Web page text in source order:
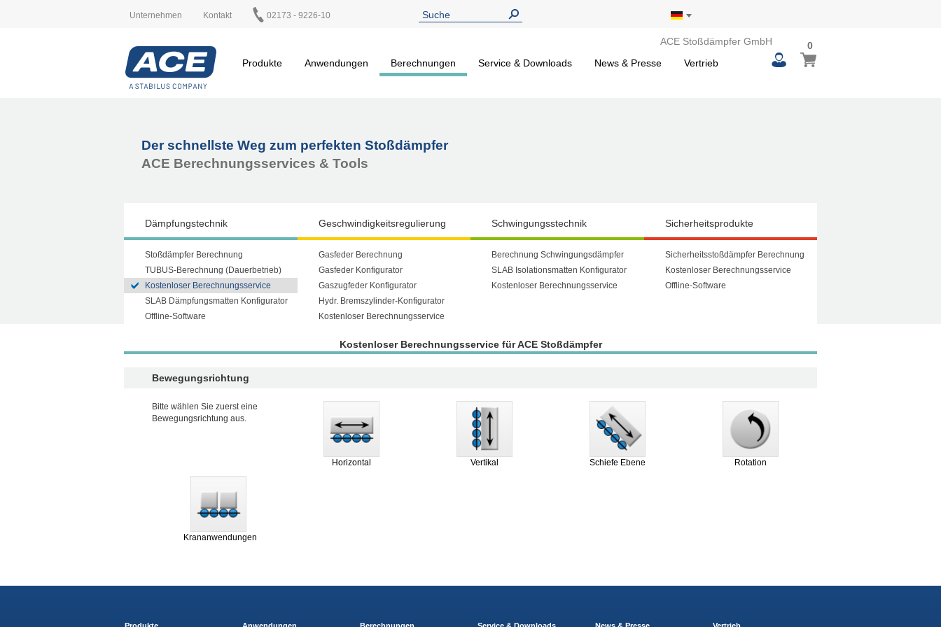
Unternehmen Kontakt 02173 - 9226-10
ACE Stoßdämpfer GmbH
Produkte
Anwendungen Berechnungen Service & Downloads News & Presse Vertrieb
0
Der schnellste Weg zum perfekten Stoßdämpfer
ACE Berechnungsservices & Tools
Dämpfungstechnik
Stoßdämpfer Berechnung
TUBUS-Berechnung (Dauerbetrieb)
Kostenloser Berechnungsservice
SLAB Dämpfungsmatten Konfigurator
Offline-Software
Geschwindigkeitsregulierung
Gasfeder Berechnung
Gasfeder Konfigurator
Gaszugfeder Konfigurator
Hydr. Bremszylinder-Konfigurator
Kostenloser Berechnungsservice
Schwingungsstechnik
Berechnung Schwingungsdämpfer
SLAB Isolationsmatten Konfigurator
Kostenloser Berechnungsservice
Sicherheitsprodukte
Sicherheitsstoßdämpfer Berechnung
Kostenloser Berechnungsservice
Offline-Software
Kostenloser Berechnungsservice für ACE Stoßdämpfer
Bewegungsrichtung
Bitte wählen Sie zuerst eine
Bewegungsrichtung aus.
Horizontal Vertikal Schiefe Ebene Rotation
Krananwendungen